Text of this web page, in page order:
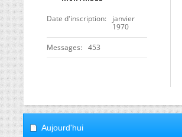
Date d'inscription
janvier
1970
Messages 453
Aujourd'hui